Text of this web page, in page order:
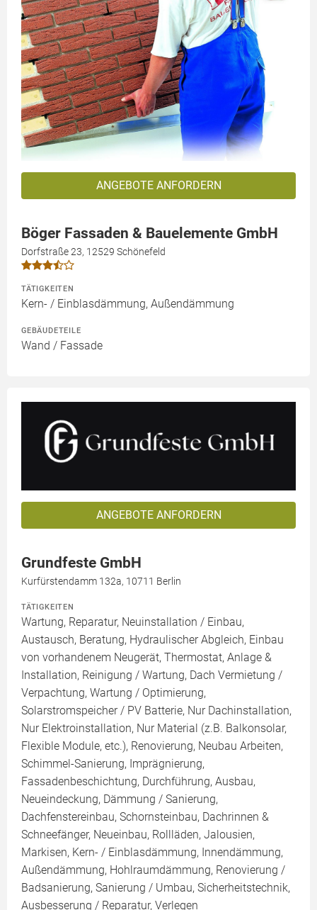
ANGEBOTE ANFORDERN
Böger Fassaden & Bauelemente GmbH
Dorfstraße 23, 12529 Schönefeld
TÄTIGKEITEN
Kern- / Einblasdämmung, Außendämmung
GEBÄUDETEILE
Wand / Fassade
ANGEBOTE ANFORDERN
Grundfeste GmbH
Kurfürstendamm 132a, 10711 Berlin
TÄTIGKEITEN
Wartung, Reparatur, Neuinstallation / Einbau,
Austausch, Beratung, Hydraulischer Abgleich, Einbau
von vorhandenem Neugerät, Thermostat, Anlage &
Installation, Reinigung / Wartung, Dach Vermietung /
Verpachtung, Wartung / Optimierung,
Solarstromspeicher / PV Batterie, Nur Dachinstallation,
Nur Elektroinstallation, Nur Material (z.B. Balkonsolar,
Flexible Module, etc.), Renovierung, Neubau Arbeiten,
Schimmel-Sanierung, Imprägnierung,
Fassadenbeschichtung, Durchführung, Ausbau,
Neueindeckung, Dämmung / Sanierung,
Dachfenstereinbau, Schornsteinbau, Dachrinnen &
Schneefänger, Neueinbau, Rollläden, Jalousien,
Markisen, Kern- / Einblasdämmung, Innendämmung,
Außendämmung, Hohlraumdämmung, Renovierung /
Badsanierung, Sanierung / Umbau, Sicherheitstechnik,
Ausbesserung / Reparatur, Verlegen